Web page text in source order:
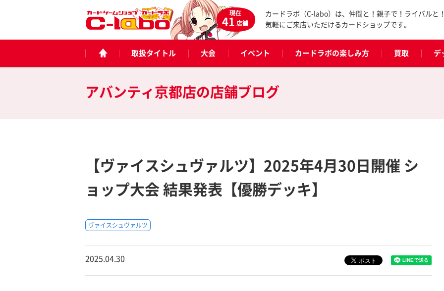
現在
41店舗
カードラボ（C-labo）は、仲間と！親子で！ライバルと
気軽にご来店いただけるカードショップです。
取扱タイトル 大会 イベント カードラボの楽しみ方 買取 デ
アバンティ京都店の店舗ブログ
【ヴァイスシュヴァルツ】2025年4月30日開催 シ
ョップ大会 結果発表【優勝デッキ】
ヴァイスシュヴァルツ
2025.04.30